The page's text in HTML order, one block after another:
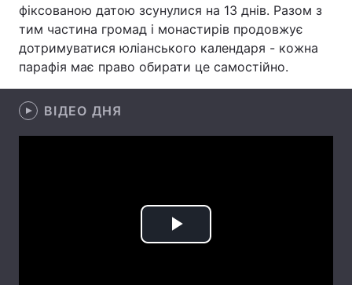
Цікавинки Погода
Екологія Регіони
фіксованою датою зсунулися на 13 днів. Разом з
тим частина громад і монастирів продовжує
дотримуватися юліанського календаря - кожна
парафія має право обирати це самостійно.
ВІДЕО ДНЯ
Play